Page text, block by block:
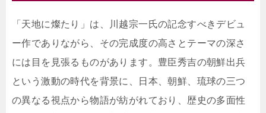
「天地に燦たり」は、川越宗一氏の記念すべきデビュ
ー作でありながら、その完成度の高さとテーマの深さ
には目を見張るものがあります。豊臣秀吉の朝鮮出兵
という激動の時代を背景に、日本、朝鮮、琉球の三つ
の異なる視点から物語が紡がれており、歴史の多面性